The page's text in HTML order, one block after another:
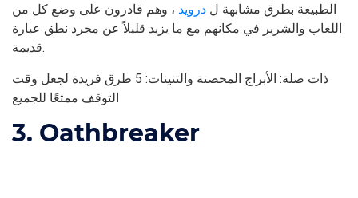
الطبيعة بطرق مشابهة ل درويد ، وهم قادرون على وضع كل من
اللعاب والشرير في مكانهم مع ما يزيد قليلاً عن مجرد نطق عبارة
قديمة.
ذات صلة: الأبراج المحصنة والتنينات: 5 طرق فريدة لجعل وقت
التوقف ممتعًا للجميع
3. Oathbreaker